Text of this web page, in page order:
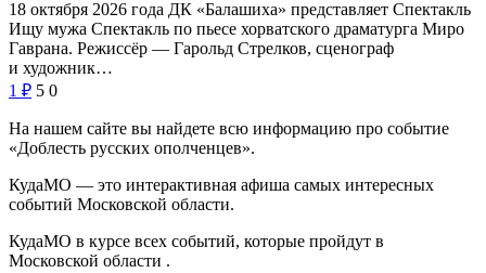
18 октября 2026 года ДК «Балашиха» представляет Спектакль
Ищу мужа Спектакль по пьесе хорватского драматурга Миро
Гаврана. Режиссёр — Гарольд Стрелков, сценограф
и художник…
1 ₽ 5 0
На нашем сайте вы найдете всю информацию про событие
«Доблесть русских ополченцев».
КудаМО — это интерактивная афиша самых интересных
событий Московской области.
КудаМО в курсе всех событий, которые пройдут в
Московской области .